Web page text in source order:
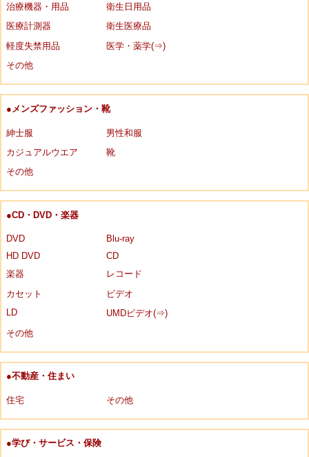
治療機器・用品
衛生日用品
医療計測器
衛生医療品
軽度失禁用品
医学・薬学(⇒)
その他
●メンズファッション・靴
紳士服
男性和服
カジュアルウエア
靴
その他
●CD・DVD・楽器
DVD
Blu-ray
HD DVD
CD
楽器
レコード
カセット
ビデオ
LD
UMDビデオ(⇒)
その他
●不動産・住まい
住宅 その他
●学び・サービス・保険